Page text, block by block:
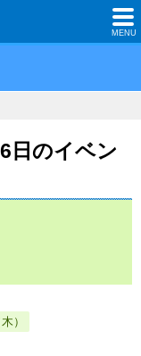
MENU
日のイベン
）